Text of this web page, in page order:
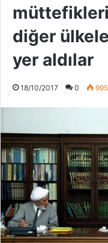
müttefikleri
diğer
yer aldılar
18/10/2017 0 995